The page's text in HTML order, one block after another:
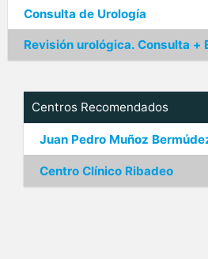
Consulta de Urología
Revisión urológica. Consulta +
Centros Recomendados
Juan Pedro Muñoz
Centro Clínico Ribadeo